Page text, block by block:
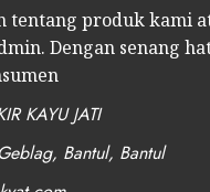
tentang produk kami
Dengan senang
KAYU JATI
Bantul, Bantul